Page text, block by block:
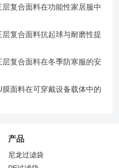
复合面料在功能性家居服中
复合面料抗起球与耐磨性提
复合面料在冬季防寒服的安
面料在可穿戴设备载体中的
产品
尼龙过滤袋